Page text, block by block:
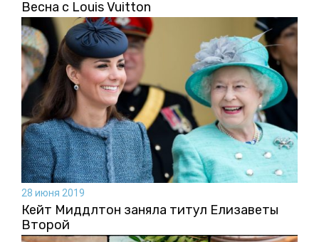
Весна с Louis Vuitton
28 июня 2019
Кейт Миддлтон заняла титул Елизаветы
Второй